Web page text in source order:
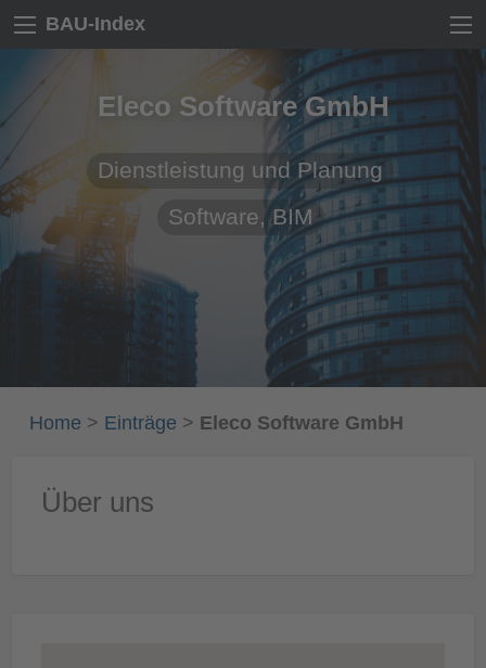
BAU-Index
Eleco Software GmbH
Dienstleistung und Planung
Software, BIM
Home > Einträge > Eleco Software GmbH
Über uns